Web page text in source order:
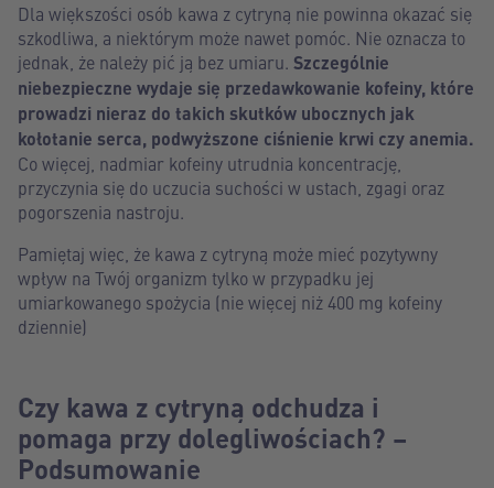
Dla większości osób kawa z cytryną nie powinna okazać się
szkodliwa, a niektórym może nawet pomóc. Nie oznacza to
jednak, że należy pić ją bez umiaru. Szczególnie
niebezpieczne wydaje się przedawkowanie kofeiny, które
prowadzi nieraz do takich skutków ubocznych jak
kołotanie serca, podwyższone ciśnienie krwi czy anemia.
Co więcej, nadmiar kofeiny utrudnia koncentrację,
przyczynia się do uczucia suchości w ustach, zgagi oraz
pogorszenia nastroju.
Pamiętaj więc, że kawa z cytryną może mieć pozytywny
wpływ na Twój organizm tylko w przypadku jej
umiarkowanego spożycia (nie więcej niż 400 mg kofeiny
dziennie)
Czy kawa z cytryną odchudza i
pomaga przy dolegliwościach? –
Podsumowanie